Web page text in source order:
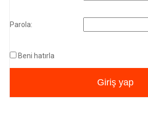
Parola:
Beni hatırla
Giriş yap